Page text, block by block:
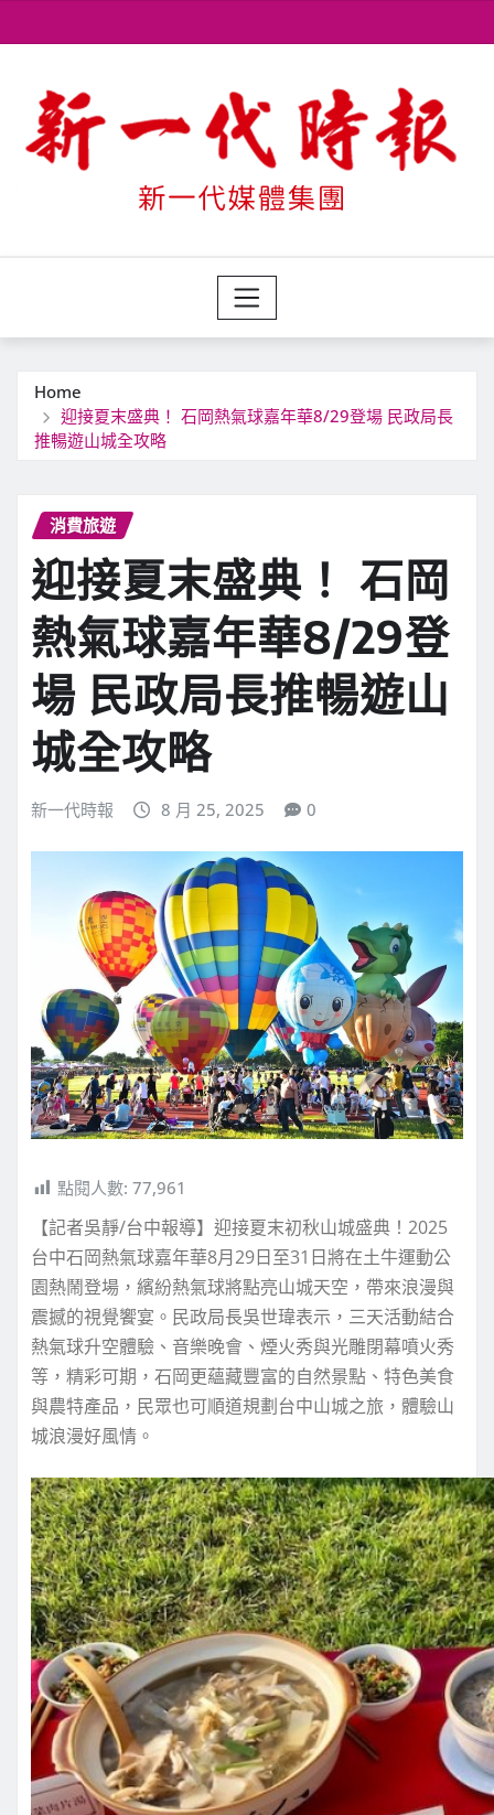
to
Home
迎接夏末盛典！ 石岡熱氣球嘉年華8/29登場 民政局長
推暢遊山城全攻略
消費旅遊
迎接夏末盛典！ 石岡
熱氣球嘉年華8/29登
場 民政局長推暢遊山
城全攻略
新一代時報 8 月 25, 2025 0
點閱人數: 77,961
【記者吳靜/台中報導】迎接夏末初秋山城盛典！2025
台中石岡熱氣球嘉年華8月29日至31日將在土牛運動公
園熱鬧登場，繽紛熱氣球將點亮山城天空，帶來浪漫與
震撼的視覺饗宴。民政局長吳世瑋表示，三天活動結合
熱氣球升空體驗、音樂晚會、煙火秀與光雕閉幕噴火秀
等，精彩可期，石岡更蘊藏豐富的自然景點、特色美食
與農特產品，民眾也可順道規劃台中山城之旅，體驗山
城浪漫好風情。